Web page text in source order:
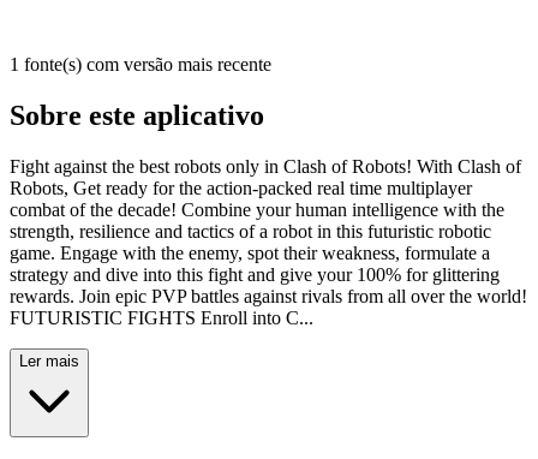
1 fonte(s) com versão mais recente
Sobre este aplicativo
Fight against the best robots only in Clash of Robots! With Clash of
Robots, Get ready for the action-packed real time multiplayer
combat of the decade! Combine your human intelligence with the
strength, resilience and tactics of a robot in this futuristic robotic
game. Engage with the enemy, spot their weakness, formulate a
strategy and dive into this fight and give your 100% for glittering
rewards. Join epic PVP battles against rivals from all over the world!
FUTURISTIC FIGHTS Enroll into C...
Ler mais